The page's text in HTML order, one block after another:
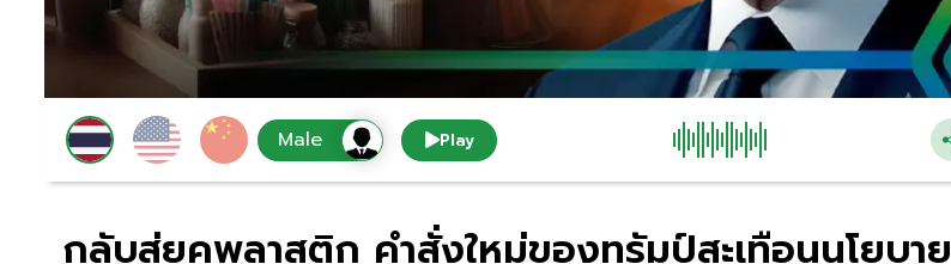
Play
กลับสู่ยุคพลาสติก คำสั่งใหม่ของทรัมป์สะเทือนนโยบาย